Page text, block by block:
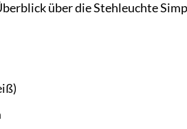
über die Stehleuchte